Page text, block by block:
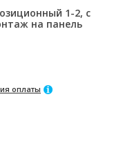
1-2, с
на панель
оплаты